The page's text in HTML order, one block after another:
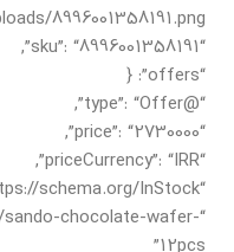
8996001358191.png”,
“sku”: “8996001358191”,
“offers”: {
“@type”: “Offer”,
“price”: “2730000”,
“priceCurrency”: “IRR”,
“availability”: “https://schema.org/InStock”,
sando-chocolate-wafer-